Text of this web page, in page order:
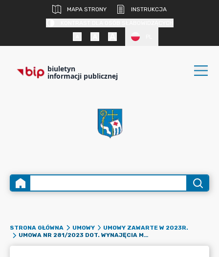
MAPA STRONY
INSTRUKCJA
biuletyn
informacji publicznej
STRONA GŁÓWNA UMOWY
UMOWY ZAWARTE W 2023R.
UMOWA NR 281/2023 DOT. WYNAJĘCIA MOBILNEJ STRZELNICY W DNIU 4.06.2023R. NA TERENIE PRZYSTANI MIEJSKIEJ W GODZ. 14.00-18.00 PODCZAS PIKNIKU Z OKAZJI DNIA DZIECKA